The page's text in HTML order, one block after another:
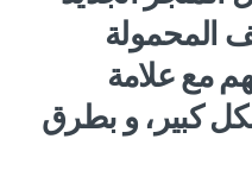
المحمولة
مع علامة
كبير، و بطرق